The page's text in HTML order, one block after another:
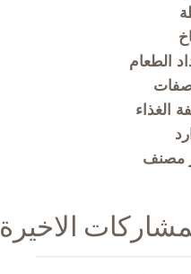
الطعام
الغذاء
مصنف
الاخيرة